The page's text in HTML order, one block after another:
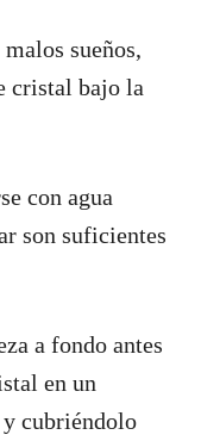
sueños,
cristal bajo la
con agua
son suficientes
a fondo antes
en un
cubriéndolo